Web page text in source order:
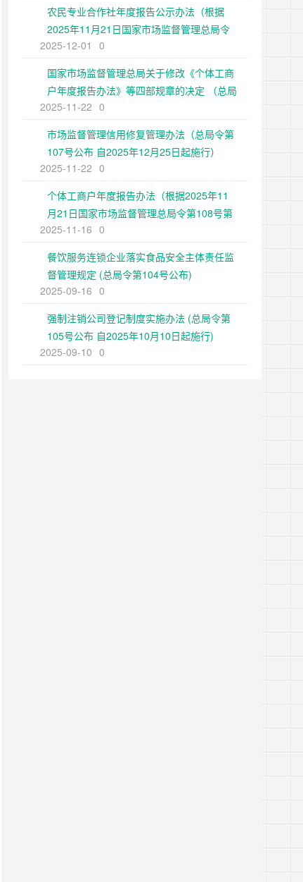
农民专业合作社年度报告公示办法（根据
2025年11月21日国家市场监督管理总局令
第108号第二次修正）
2025-12-01
0
国家市场监督管理总局关于修改《个体工商
户年度报告办法》等四部规章的决定 （总局
令第108号公布 自2025年12月25日起施
2025-11-22 0
市场监督管理信用修复管理办法（总局令第
107号公布 自2025年12月25日起施行）
2025-11-22 0
个体工商户年度报告办法（根据2025年11
月21日国家市场监督管理总局令第108号第
二次修正）
2025-11-16 0
餐饮服务连锁企业落实食品安全主体责任监
督管理规定 (总局令第104号公布)
2025-09-16 0
强制注销公司登记制度实施办法 (总局令第
105号公布 自2025年10月10日起施行)
2025-09-10 0